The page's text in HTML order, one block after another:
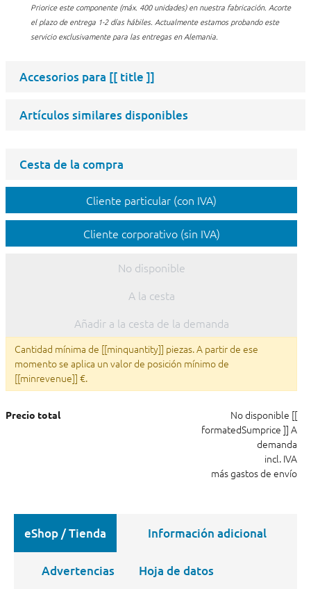
Priorice este componente (máx. 400 unidades) en nuestra fabricación. Acorte
el plazo de entrega 1-2 días hábiles. Actualmente estamos probando este
servicio exclusivamente para las entregas en Alemania.
Accesorios para [[ title ]]
Artículos similares disponibles
Cesta de la compra
Cliente particular (con IVA)
Cliente corporativo (sin IVA)
No disponible
A la cesta
Añadir a la cesta de la demanda
Cantidad mínima de [[minquantity]] piezas. A partir de ese
momento se aplica un valor de posición mínimo de
[[minrevenue]] €.
Precio total No disponible [[
formatedSumprice ]] A
demanda
incl. IVA
más gastos de envío
eShop / Tienda Información adicional
Advertencias Hoja de datos